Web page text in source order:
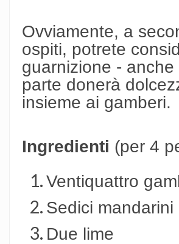
Ovviamente, a
ospiti, potrete
guarnizione -
parte donerà
insieme ai gamberi.
Ingredienti (per 4
Ventiquattro
Sedici mandarini
Due lime